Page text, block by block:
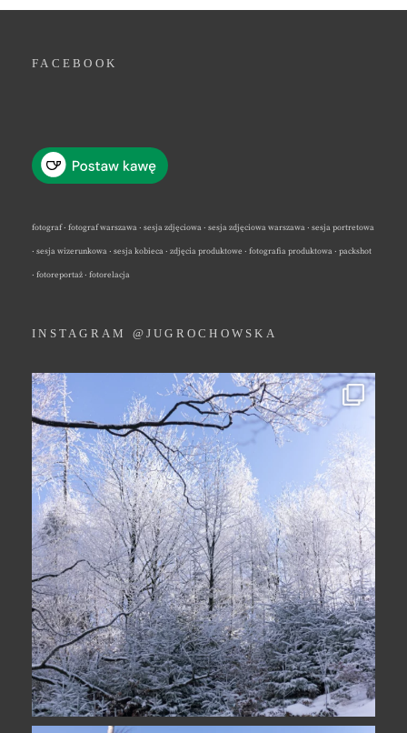
FACEBOOK
fotograf · fotograf warszawa · sesja zdjęciowa · sesja zdjęciowa warszawa · sesja portretowa
· sesja wizerunkowa · sesja kobieca · zdjęcia produktowe · fotografia produktowa · packshot
· fotoreportaż · fotorelacja
INSTAGRAM @JUGROCHOWSKA